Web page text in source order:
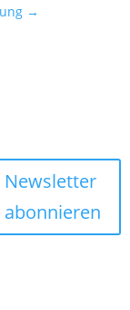
→
Newsletter
abonnieren